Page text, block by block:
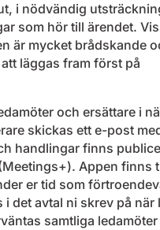
i nödvändig
som hör till ärendet.
är mycket brådskande
läggas fram först på
och ersättare i
skickas ett e-post
handlingar finns
Appen finns
er tid som
det avtal ni skrev på när
samtliga